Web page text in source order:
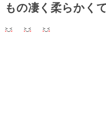
もの凄く柔らかく